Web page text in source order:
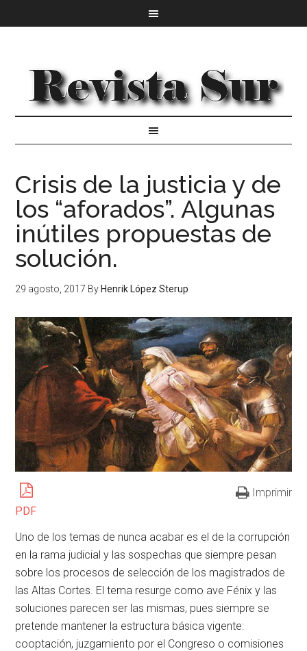
Crisis de la justicia y de
los “aforados”. Algunas
inútiles propuestas de
solución.
29 agosto, 2017 By Henrik López Sterup
PDF
Imprimir
Uno de los temas de nunca acabar es el de la corrupción
en la rama judicial y las sospechas que siempre pesan
sobre los procesos de selección de los magistrados de
las Altas Cortes. El tema resurge como ave Fénix y las
soluciones parecen ser las mismas, pues siempre se
pretende mantener la estructura básica vigente:
cooptación, juzgamiento por el Congreso o comisiones